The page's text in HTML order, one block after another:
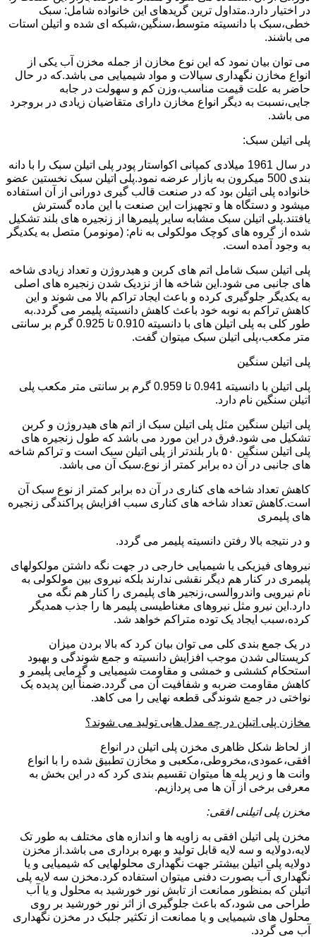
در اختیار دارد.متداول ترین گریدهای این خانواده شامل: سبک
خطی،سبک با دانسیته متوسط،سنگین،شبکه ای شده و اتیلن استات
می باشند.
می توان بیان نمود که این نوع مخازن از جمله مخزن آب یکی از
انواع مخازن نگهداری سیالات و مواد شیمیایی می باشد.که در حال
حاضر به علت قیمت مناسب،وزن کم و سهولت در جابه
جایی،نسبت به دیگر انواع مخازن دارای متقاضیان زیادی در بروجرد
می باشد.
پلی اتیلن سبک:
در سال 1961 میلادی کمپانی اکواستار پودر پلی اتیلن سبک را با دانه
بندی 500 میکرون به بازار عرضه نمود.پلی اتیلن سبک نخستین عضو
خانواده پلی اتیلن بود که در صنعت قالب گیری دورانی از آن استفاده
میشود و دستگاه ها و تجهیزات این صنعت با این ماده گسترش
یافتند.پلی اتیلن سبک مشابه سایر پلیمرها از زنجیره های بلند تشکیل
شده از گروه های کوچک مولکولی به نام: (مونومر) متصل به یکدیگر
به وجود آمده است.
پلی اتیلن سبک شامل اتم های کربن و هیدروژن و تعداد زیادی شاخه
های جانبی می شود.این شاخه ها از نزدیک شدن زنجیره های اصلی
به یکدیگر جلوگیری کرده و باعث ایجاد تراکم بالا می شوند و این
کاهش تراکم به نوبه خود باعث کاهش دانسیته پلیمر می گردد.به
طور کلی به پلی اتیلن های با دانسیته 0.910 تا 0.925 گرم بر سانتی
متر مکعب،پلی اتیلن سبک میتوان گفت.
پلی اتیلن سنگین
پلی اتیلن با دانسیته 0.941 تا 0.959 گرم بر سانتی متر مکعب پلی
اتیلن سنگین نام دارد.
پلی اتیلن سنگین مثل پلی اتیلن سبک از اتم های هیدروژن و کربن
تشکیل می شود.فرق در این مورد می باشد که طول زنجیره های
پلی اتیلن سنگین ۵۰ بار بلندتر از پلی اتیلن سبک است و تراکم شاخه
های جانبی در آن ده برابر کمتر از نوع.سبک آن می باشد.
کاهش تعداد شاخه های کناری در آن ده برابر کمتر از نوع سبک آن
است.کاهش تعداد شاخه های کناری سبب افزایش پراکندگی زنجیره
های پلیمری
و در نتیجه بالا رفتن دانسیته پلیمر می گردد.
نیروهای فیزیکی یا شیمیایی خارجی در جهت نگه داشتن مولکولهای
پلیمری در کنار هم دیگر نقشی ندارند بلکه نیروی بین مولکولی به
نام نیرویی واندروالسی،زنجیر های پلیمری را کنار هم نگه می
دارد.این نیرو مثل نیروهای مغناطیسی پلیمر ها را جذب همدیگر
کرده،سبب ایجاد یک توده متراکم خواهد شد.
در یک جمع بندی کلی می توان بیان کرد که بالا بردن میزان
کریستالی شدن موجب افزایش دانسیته و جمع شوندگی و بهبود
استحکام کششی و خمشی و مقاومت شیمیایی و گرمایی پلیمر و
کاهش مقاومت ضربه و شفافیت آن می گردد.ضمناً این پدیده یک
نواختی در جمع شوندگی قطعه نهایی را می کاهد.
مخازن پلی اتیلن در چه مدل هایی تولید می شوند؟
از لحاظ شکل ظاهری مخزن پلی اتیلن در انواع
افقی،عمودی،مخروطی،مکعبی و مخازن تطبیق شده را با انواع
وانت ها و زیر پله ها میتوان تقسیم بندی کرد که در این بخش به
معرفی برخی از آن ها می پردازیم.
مخزن پلی اتیلنی افقی:
مخزن پلی اتیلن افقی به زاویه ها و اندازه های مختلف به طور تک
لایه،دولایه و سه لایه قابل تولید و بهره برداری می باشد.از مخزن
دولایه پلی اتیلن بیشتر جهت نگهداری محلولهایی که شیمیایی و یا
نگهداری آب بصورت دفنی میتوان استفاده کرد.مخزن سه لایه پلی
اتیلن که بمنظور ممانعت از تابش نور خورشید به محلول و یا آب
طراحی می شود،که باعث جلوگیری از اثر نور خورشید بر روی
محلول های شیمیایی و یا ممانعت از تکثیر جلبک در مخزن نگهداری
آب می گردد.